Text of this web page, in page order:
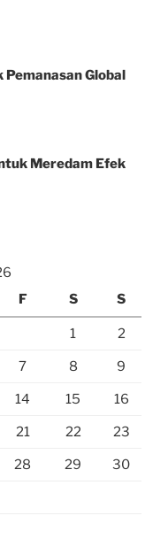
Global
Meredam Efek
F S S
1 2
7 8 9
14 15 16
21 22 23
28 29 30